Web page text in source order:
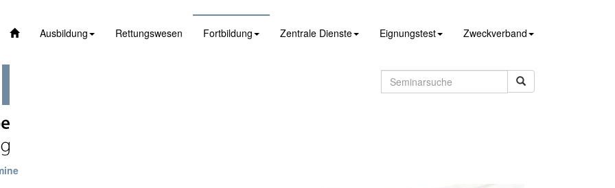
Ausbildung Rettungswesen Fortbildung Zentrale Dienste Eignungstest Zweckverband